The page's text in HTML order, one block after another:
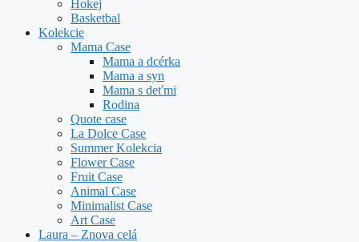
Hokej
Basketbal
Kolekcie
Mama Case
Mama a dcérka
Mama a syn
Mama s deťmi
Rodina
Quote case
La Dolce Case
Summer Kolekcia
Flower Case
Fruit Case
Animal Case
Minimalist Case
Art Case
Laura – Znova celá